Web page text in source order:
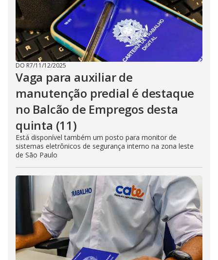
DO R7/11/12/2025
Vaga para auxiliar de
manutenção predial é destaque
no Balcão de Empregos desta
quinta (11)
Está disponível também um posto para monitor de
sistemas eletrônicos de segurança interno na zona leste
de São Paulo